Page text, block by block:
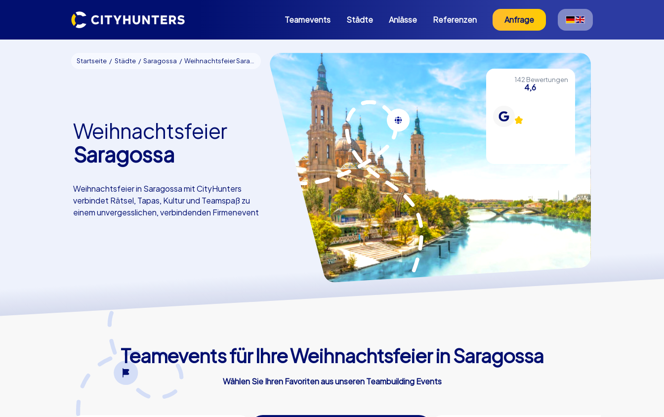
Teamevents Städte Anlässe Referenzen Anfrage
Startseite Städte Saragossa Weihnachtsfeier Saragossa
142 Bewertungen
4,6
Weihnachtsfeier
Saragossa
Weihnachtsfeier in Saragossa mit CityHunters
verbindet Rätsel, Tapas, Kultur und Teamspaß zu
einem unvergesslichen, verbindenden Firmenevent
Teamevents für Ihre Weihnachtsfeier in Saragossa
Wählen Sie Ihren Favoriten aus unseren Teambuilding Events